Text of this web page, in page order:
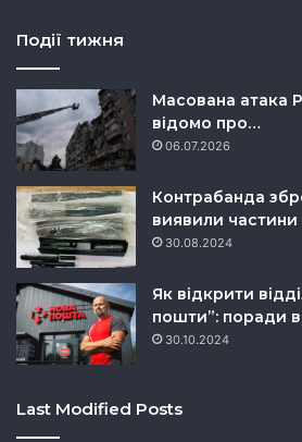
Події тижня
Масована атака
відомо про…
06.07.2026
Контрабанда
виявили частини
30.08.2024
Як відкрити
пошти”: поради
30.10.2024
Last Modified Posts